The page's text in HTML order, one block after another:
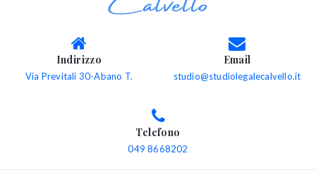
Indirizzo
Via Previtali 30-Abano T.
Email
studio@studiolegalecalvello.it
Telefono
049 8668202